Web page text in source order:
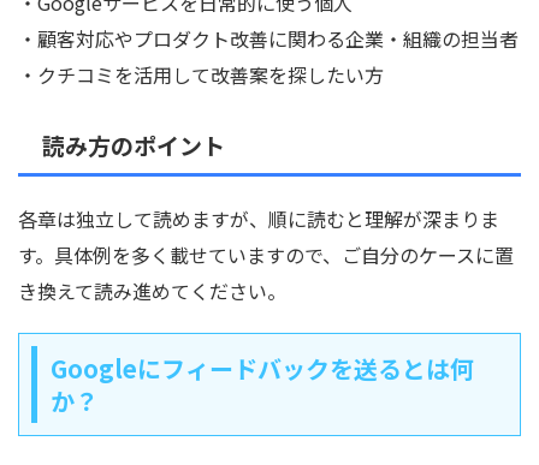
・顧客対応やプロダクト改善に関わる企業・組織の担当者
・クチコミを活用して改善案を探したい方
読み方のポイント
各章は独立して読めますが、順に読むと理解が深まりま
す。具体例を多く載せていますので、ご自分のケースに置
き換えて読み進めてください。
Googleにフィードバックを送るとは何
か？